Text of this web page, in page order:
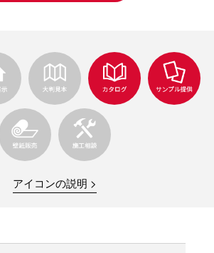
アイコンの説明 >